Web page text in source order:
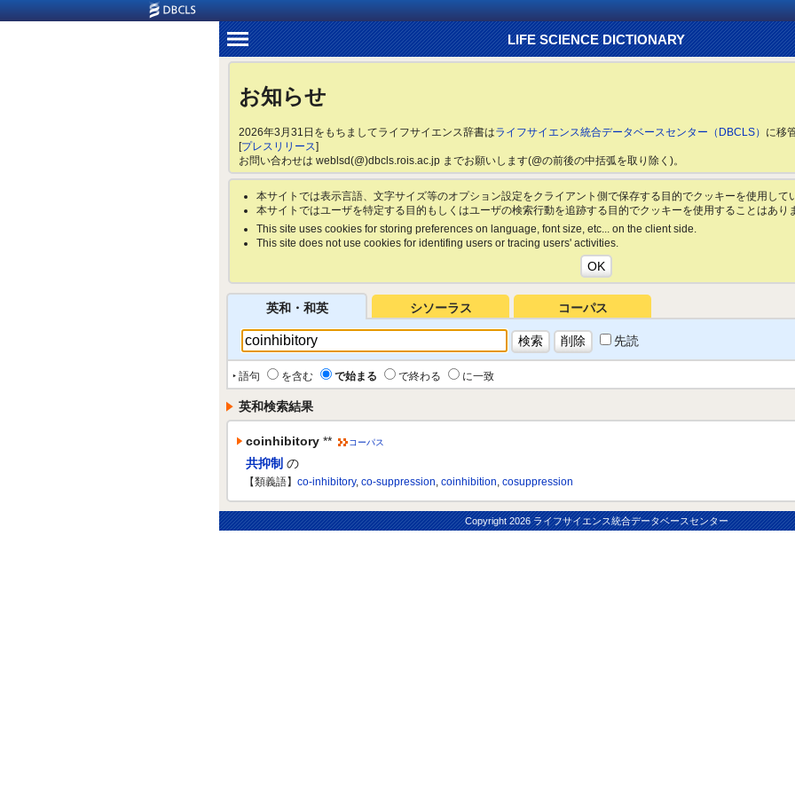
LIFE SCIENCE DICTIONARY
お知らせ
2026年3月31日をもちましてライフサイエンス辞書はライフサイエンス統合データベースセンター（DBCLS） に移
[プレスリリース]
お問い合わせは weblsd(@)dbcls.rois.ac.jp までお願いします(@の前後の中括弧を取り除く)。
本サイトでは表示言語、文字サイズ等のオプション設定をクライアント側で保存する目的でクッキーを使用して
本サイトではユーザを特定する目的もしくはユーザの検索行動を追跡する目的でクッキーを使用することはあり
This site uses cookies for storing preferences on language, font size, etc... on the client side.
This site does not use cookies for identifing users or tracing users' activities.
英和・和英 シソーラス コーパス
先読
‣ 語句 を含む で始まる で終わる
に一致
英和検索結果
coinhibitory ** コーパス
共抑制 の
【類義語】 co-inhibitory, co-suppression, coinhibition, cosuppression
Copyright2026 ライフサイエンス統合データベースセンター